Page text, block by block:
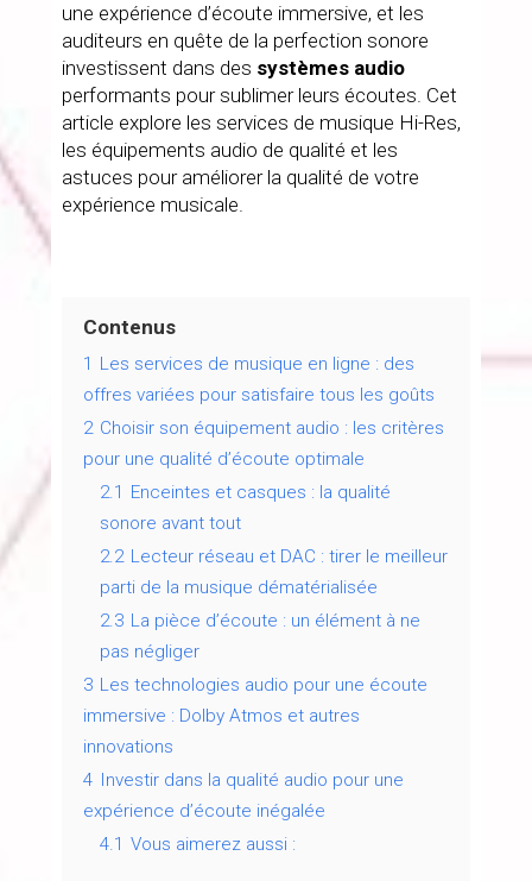
une expérience d’écoute immersive, et les
auditeurs en quête de la perfection sonore
investissent dans des systèmes audio
performants pour sublimer leurs écoutes. Cet
article explore les services de musique Hi-Res,
les équipements audio de qualité et les
astuces pour améliorer la qualité de votre
expérience musicale.
Contenus
1
Les services de musique en ligne : des
offres variées pour satisfaire tous les goûts
2 Choisir son équipement audio : les critères
pour une qualité d’écoute optimale
2.1
Enceintes et casques : la qualité
sonore avant tout
2.2 Lecteur réseau et DAC : tirer le meilleur
parti de la musique dématérialisée
2.3 La pièce d’écoute : un élément à ne
pas négliger
3 Les technologies audio pour une écoute
immersive : Dolby Atmos et autres
innovations
4
Investir dans la qualité audio pour une
expérience d’écoute inégalée
4.1 Vous aimerez aussi :